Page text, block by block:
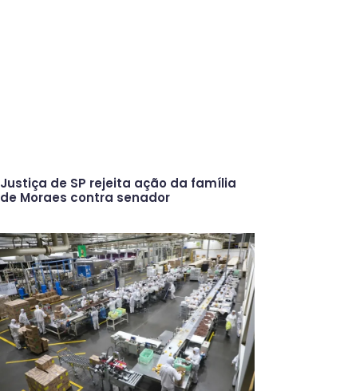
Justiça de SP rejeita ação da família
de Moraes contra senador